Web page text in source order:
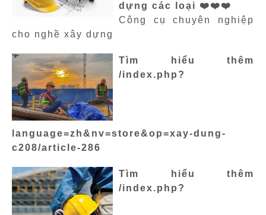
dựng các loại ❤️❤️❤️
Công cụ chuyên nghiệp
cho nghề xây dựng
Tìm hiểu thêm
/index.php?
language=zh&nv=store&op=xay-dung-
c208/article-286
Tìm hiểu thêm
/index.php?